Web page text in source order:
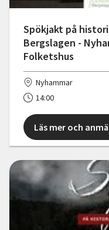
Spökjakt på
Bergslagen -
Folketshus
Nyhammar
14:00
Läs mer och